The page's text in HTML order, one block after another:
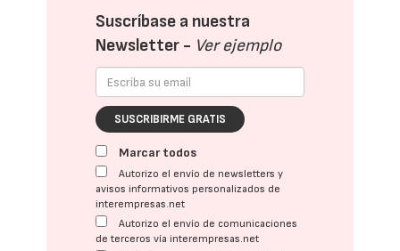
Suscríbase a nuestra
Newsletter - Ver ejemplo
SUSCRIBIRME GRATIS
Marcar todos
Autorizo el envío de newsletters y
avisos informativos personalizados de
interempresas.net
Autorizo el envío de comunicaciones
de terceros vía interempresas.net